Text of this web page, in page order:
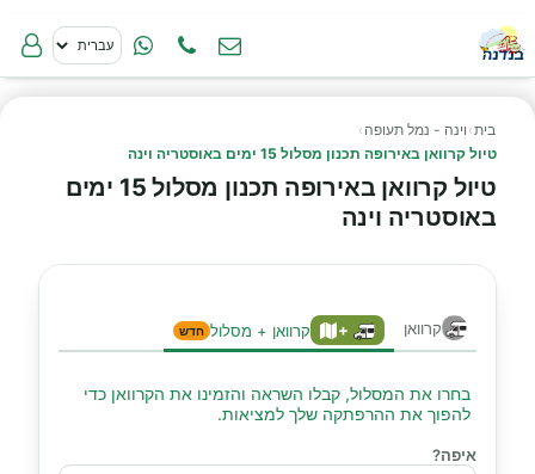
בית› וינה - נמל תעופה ›
טיול קרוואן באירופה תכנון מסלול 15 ימים באוסטריה וינה
טיול קרוואן באירופה תכנון מסלול 15 ימים
באוסטריה וינה
קרוואן + קרוואן + מסלול חדש
בחרו את המסלול, קבלו השראה והזמינו את הקרוואן כדי
להפוך את ההרפתקה שלך למציאות.
איפה?